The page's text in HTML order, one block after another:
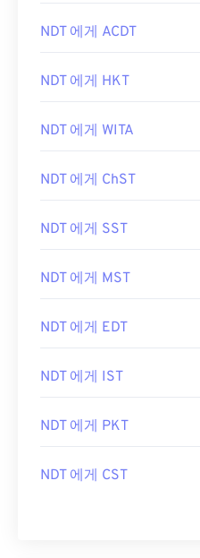
NDT 에게 ACDT
NDT 에게 HKT
NDT 에게 WITA
NDT 에게 ChST
NDT 에게 SST
NDT 에게 MST
NDT 에게 EDT
NDT 에게 IST
NDT 에게 PKT
NDT 에게 CST